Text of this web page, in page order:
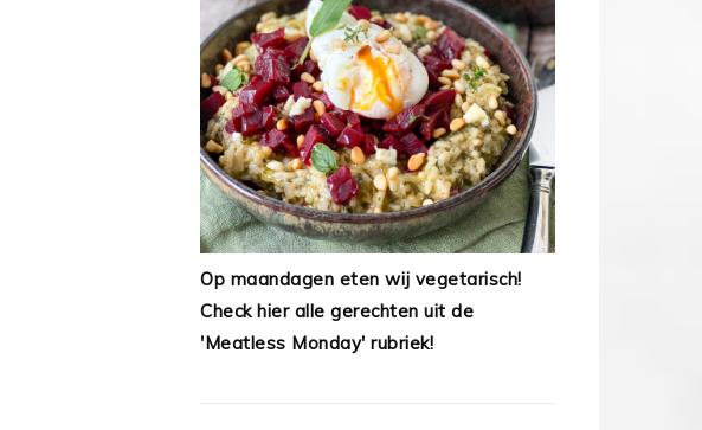
Op maandagen eten wij vegetarisch!
Check hier alle gerechten uit de
'Meatless Monday' rubriek!